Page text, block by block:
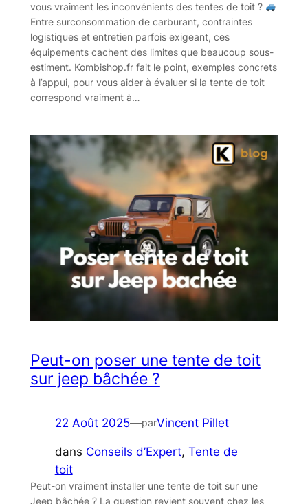
vous vraiment les inconvénients des tentes de toit ?
Entre surconsommation de carburant, contraintes
logistiques et entretien parfois exigeant, ces
équipements cachent des limites que beaucoup sous-
estiment. Kombishop.fr fait le point, exemples concrets
à l’appui, pour vous aider à évaluer si la tente de toit
correspond vraiment à…
Peut-on poser une tente de toit
sur jeep bâchée ?
22 Août 2025—parVincent Pillet
dans Conseils d’Expert, Tente de
toit
Peut-on vraiment installer une tente de toit sur une
Jeep bâchée ? La question revient souvent chez les